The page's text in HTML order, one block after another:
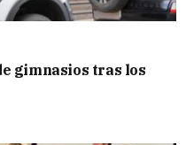
gimnasios tras los